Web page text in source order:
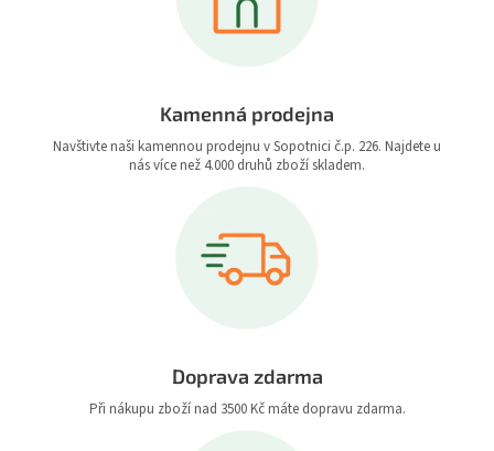
Kamenná prodejna
Navštivte naši kamennou prodejnu v Sopotnici č.p. 226. Najdete u
nás více než 4.000 druhů zboží skladem.
Doprava zdarma
Při nákupu zboží nad 3500 Kč máte dopravu zdarma.